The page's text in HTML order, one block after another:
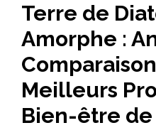
Terre de
Amorphe :
Meilleurs
Bien-être de